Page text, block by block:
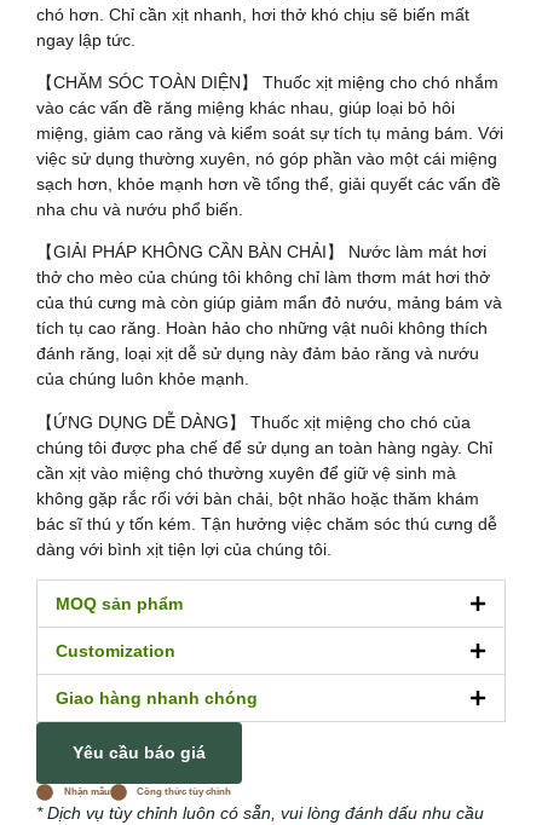
chó hơn. Chỉ cần xịt nhanh, hơi thở khó chịu sẽ biến mất
ngay lập tức.
【CHĂM SÓC TOÀN DIỆN】 Thuốc xịt miệng cho chó nhắm
vào các vấn đề răng miệng khác nhau, giúp loại bỏ hôi
miệng, giảm cao răng và kiểm soát sự tích tụ mảng bám. Với
việc sử dụng thường xuyên, nó góp phần vào một cái miệng
sạch hơn, khỏe mạnh hơn về tổng thể, giải quyết các vấn đề
nha chu và nướu phổ biến.
【GIẢI PHÁP KHÔNG CẦN BÀN CHẢI】 Nước làm mát hơi
thở cho mèo của chúng tôi không chỉ làm thơm mát hơi thở
của thú cưng mà còn giúp giảm mẩn đỏ nướu, mảng bám và
tích tụ cao răng. Hoàn hảo cho những vật nuôi không thích
đánh răng, loại xịt dễ sử dụng này đảm bảo răng và nướu
của chúng luôn khỏe mạnh.
【ỨNG DỤNG DỄ DÀNG】 Thuốc xịt miệng cho chó của
chúng tôi được pha chế để sử dụng an toàn hàng ngày. Chỉ
cần xịt vào miệng chó thường xuyên để giữ vệ sinh mà
không gặp rắc rối với bàn chải, bột nhão hoặc thăm khám
bác sĩ thú y tốn kém. Tận hưởng việc chăm sóc thú cưng dễ
dàng với bình xịt tiện lợi của chúng tôi.
MOQ sản phẩm
Customization
Giao hàng nhanh chóng
Yêu cầu báo giá
Nhận mẫu Công thức tùy chỉnh
* Dịch vụ tùy chỉnh luôn có sẵn, vui lòng đánh dấu nhu cầu